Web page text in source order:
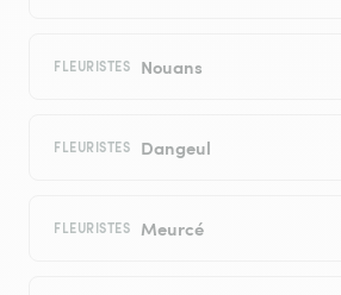
FLEURISTES Nouans
FLEURISTES Dangeul
FLEURISTES Meurcé